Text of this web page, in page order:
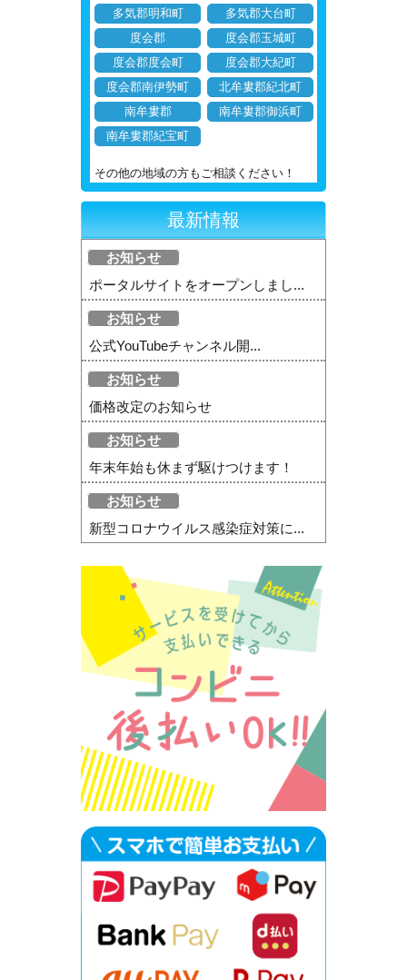
多気郡明和町
多気郡大台町
度会郡
度会郡玉城町
度会郡度会町
度会郡大紀町
度会郡南伊勢町
北牟婁郡紀北町
南牟婁郡
南牟婁郡御浜町
南牟婁郡紀宝町
その他の地域の方もご相談ください！
最新情報
お知らせ
ポータルサイトをオープンしまし...
お知らせ
公式YouTubeチャンネル開...
お知らせ
価格改定のお知らせ
お知らせ
年末年始も休まず駆けつけます！
お知らせ
新型コロナウイルス感染症対策に...